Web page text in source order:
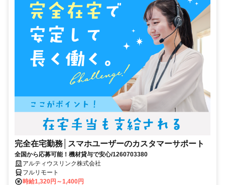
完全在宅勤務│スマホユーザーのカスタマーサポート
全国から応募可能！機材貸与で安心/1260703380
アルティウスリンク株式会社
フルリモート
時給1,320円～1,400円